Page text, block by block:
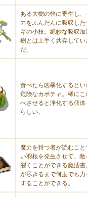
ある大樹の幹に寄生し、
力をふんだんに吸収した
ギの小枝。絶妙な吸収加
樹とは上手く共存してい
だ。
食べたら凶暴化するとい
危険なカボチャ。稀にこ
べさせると浄化する個体
らしい。
魔力を持つ者が読むこと
い羽根を発生させて、敵
裂くことができる魔法書
が尽きるまで何度でも力
することができる。